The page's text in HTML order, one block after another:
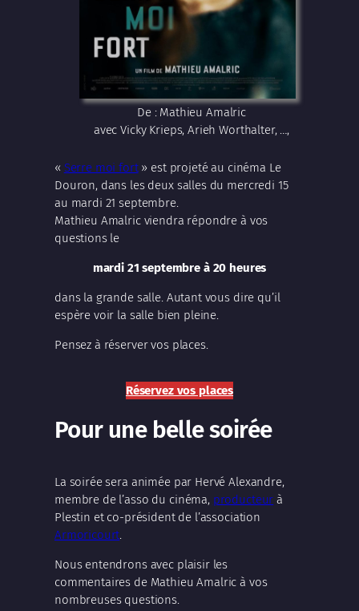
De : Mathieu Amalric
avec Vicky Krieps, Arieh Worthalter, …,
« Serre moi fort» est projeté au cinéma Le
Douron, dans les deux salles du mercredi 15
au mardi 21 septembre.
Mathieu Amalric viendra répondre à vos
questions le
mardi 21 septembre à 20 heures
dans la grande salle. Autant vous dire qu’il
espère voir la salle bien pleine.
Pensez à réserver vos places.
Réservez vos places
Pour une belle soirée
La soirée sera animée par Hervé Alexandre,
membre de l’asso du cinéma, producteur à
Plestin et co-président de l’association
Armoricourt
Nous entendrons avec plaisir les
commentaires de Mathieu Amalric à vos
nombreuses questions.